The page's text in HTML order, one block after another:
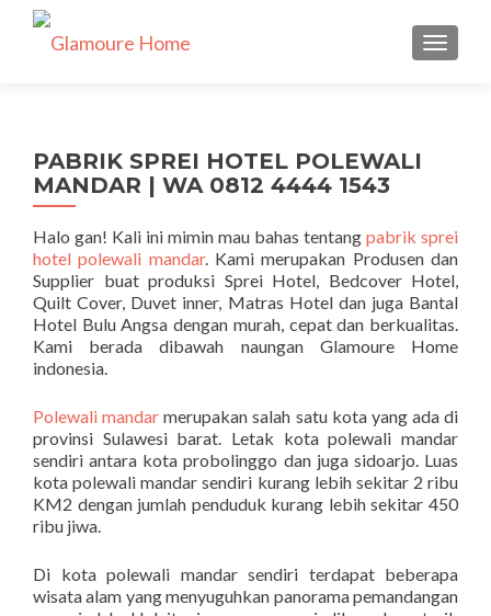
TUKAR
PABRIK SPREI HOTEL POLEWALI
MANDAR | WA 0812 4444 1543
Halo gan! Kali ini mimin mau bahas tentang pabrik sprei
hotel polewali mandar. Kami merupakan Produsen dan
Supplier buat produksi Sprei Hotel, Bedcover Hotel,
Quilt Cover, Duvet inner, Matras Hotel dan juga Bantal
Hotel Bulu Angsa dengan murah, cepat dan berkualitas.
Kami berada dibawah naungan Glamoure Home
indonesia.
Polewali mandar merupakan salah satu kota yang ada di
provinsi Sulawesi barat. Letak kota polewali mandar
sendiri antara kota probolinggo dan juga sidoarjo. Luas
kota polewali mandar sendiri kurang lebih sekitar 2 ribu
KM2 dengan jumlah penduduk kurang lebih sekitar 450
ribu jiwa.
Di kota polewali mandar sendiri terdapat beberapa
wisata alam yang menyuguhkan panorama pemandangan